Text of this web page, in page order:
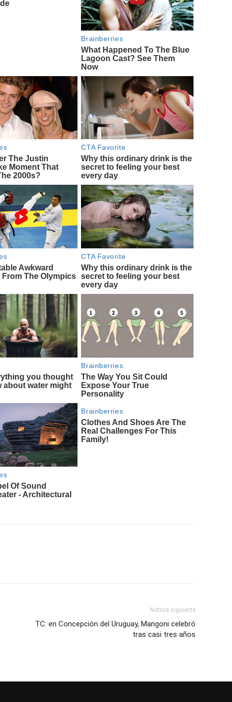
Noticia siguiente
TC: en Concepción del Uruguay, Mangoni celebró
tras casi tres años